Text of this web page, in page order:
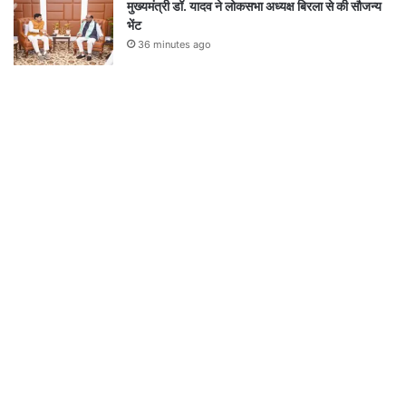
मुख्यमंत्री डॉ. यादव ने लोकसभा अध्यक्ष बिरला से की सौजन्य
भेंट
36 minutes ago